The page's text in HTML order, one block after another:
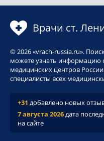
Врачи ст.
© 2026 «vrach-russia.ru».
можете узнать информацию
медицинских центров
специалисты всех
+31 добавлено новых
7 августа 2026дата
на сайте